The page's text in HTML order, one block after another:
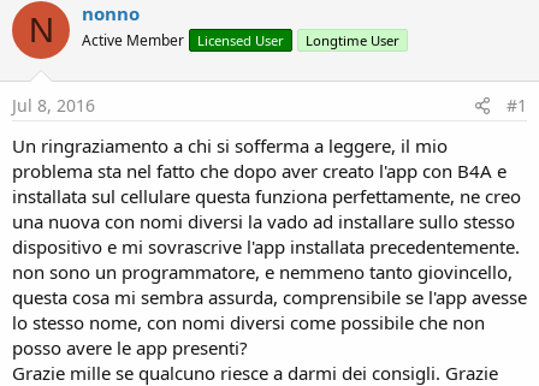
r
e
a
d
s
t
a
r
t
e
r
r
t
a
l
r
r
e
a
d
N nonno
Active Member Licensed User Longtime User
Jul 8, 2016 #1
Un ringraziamento a chi si sofferma a leggere, il mio
problema sta nel fatto che dopo aver creato l'app con B4A e
installata sul cellulare questa funziona perfettamente, ne creo
una nuova con nomi diversi la vado ad installare sullo stesso
dispositivo e mi sovrascrive l'app installata precedentemente.
non sono un programmatore, e nemmeno tanto giovincello,
questa cosa mi sembra assurda, comprensibile se l'app avesse
lo stesso nome, con nomi diversi come possibile che non
posso avere le app presenti?
Grazie mille se qualcuno riesce a darmi dei consigli. Grazie